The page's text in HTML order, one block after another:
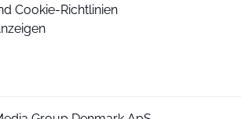
Cookie-Richtlinien